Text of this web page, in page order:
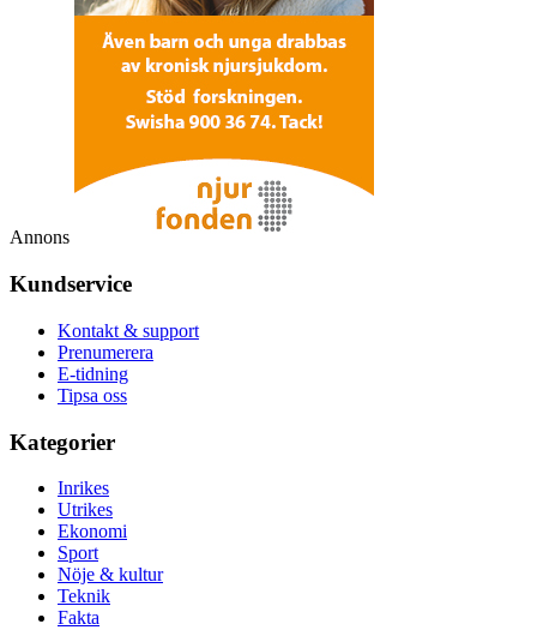
Annons
Kundservice
Kontakt & support
Prenumerera
E-tidning
Tipsa oss
Kategorier
Inrikes
Utrikes
Ekonomi
Sport
Nöje & kultur
Teknik
Fakta